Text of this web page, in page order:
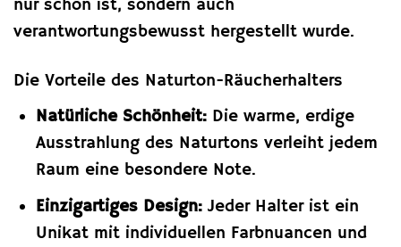
nur schön ist, sondern auch
verantwortungsbewusst hergestellt wurde.
Die Vorteile des Naturton-Räucherhalters
Natürliche Schönheit:Die warme, erdige
Ausstrahlung des Naturtons verleiht jedem
Raum eine besondere Note.
Einzigartiges Design:Jeder Halter ist ein
Unikat mit individuellen Farbnuancen und